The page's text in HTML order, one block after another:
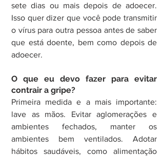
sete dias ou mais depois de adoecer.
Isso quer dizer que você pode transmitir
o vírus para outra pessoa antes de saber
que está doente, bem como depois de
adoecer.
O que eu devo fazer para evitar
contrair a gripe?
Primeira medida e a mais importante:
lave as mãos. Evitar aglomerações e
ambientes fechados, manter os
ambientes bem ventilados. Adotar
hábitos saudáveis, como alimentação